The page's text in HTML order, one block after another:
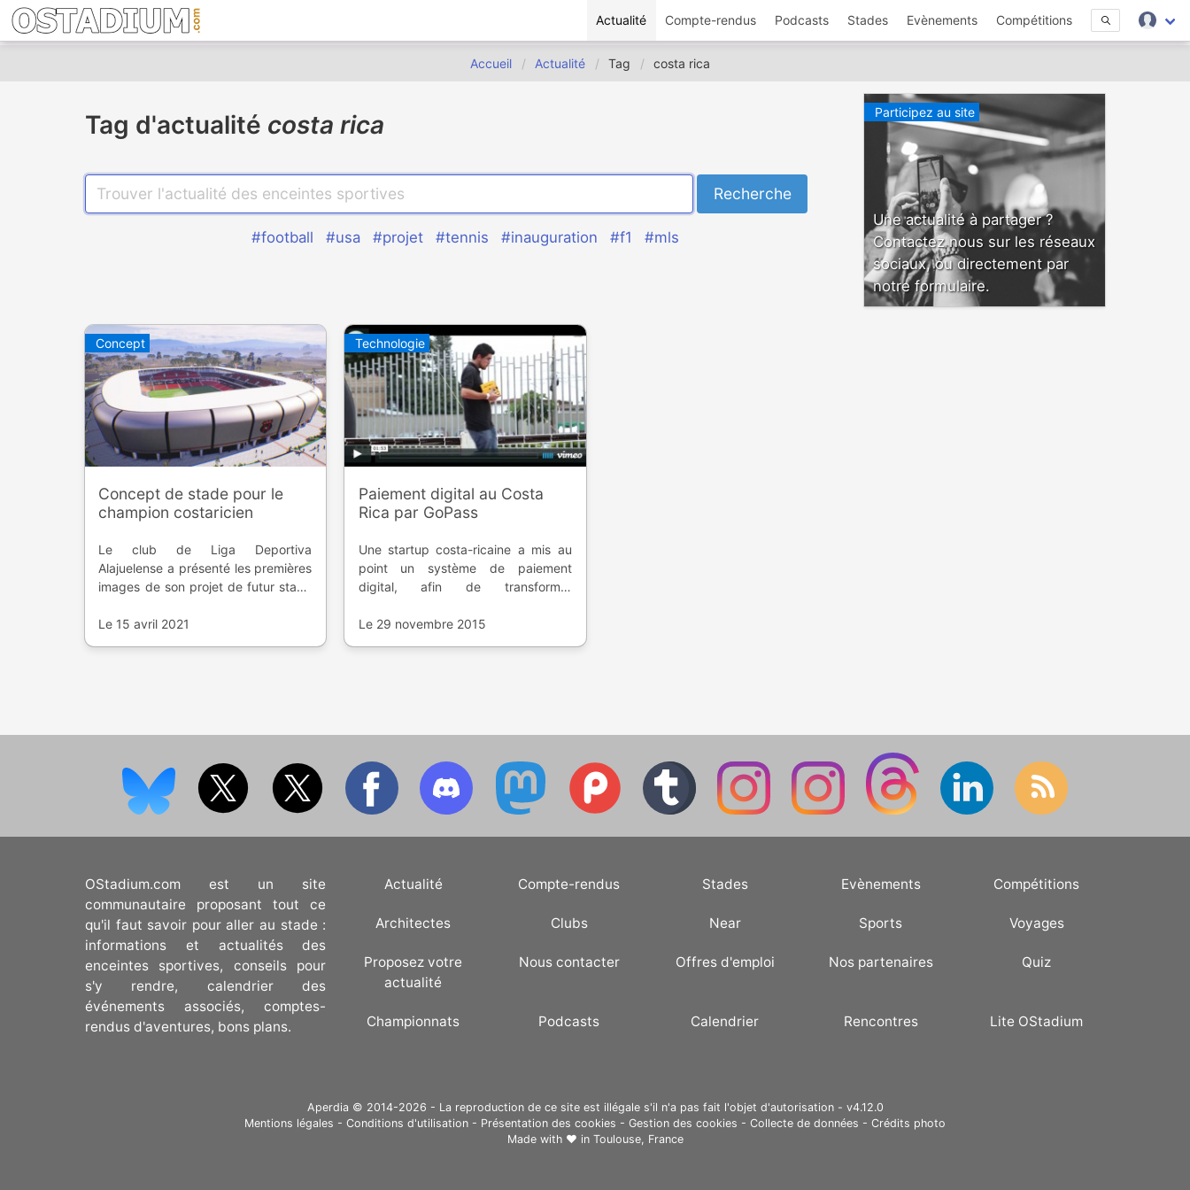
Actualité Compte-rendus Podcasts Stades Evènements Compétitions
Accueil Actualité Tag costa rica
Tag d'actualité costa rica
#football #usa #projet #tennis #inauguration #f1 #mls
Participez au site
Une actualité à partager ?
Contactez nous sur les réseaux
sociaux, ou directement par
notre formulaire.
Concept
Concept de stade pour le
champion costaricien
Le club de Liga Deportiva
Alajuelense a présenté les premières
images de son projet de futur stade
Le 15 avril 2021
Technologie
Paiement digital au Costa
Rica par GoPass
Une startup costa-ricaine a mis au
point un système de paiement
digital, afin de transformer
utilisé lors des qualifications de
Le 29 novembre 2015
OStadium.com est un site
communautaire proposant tout ce
qu'il faut savoir pour aller au stade :
informations et actualités des
enceintes sportives, conseils pour
s'y rendre, calendrier des
événements associés, comptes-
rendus d'aventures, bons plans.
Actualité Compte-rendus Stades Evènements Compétitions
Architectes Clubs Near Sports Voyages
Proposez votre
actualité
Nous contacter Offres d'emploi Nos partenaires Quiz
Championnats Podcasts Calendrier Rencontres Lite OStadium
Aperdia © 2014-2026 - La reproduction de ce site est illégale s'il n'a pas fait l'objet d'autorisation - v4.12.0
Mentions légales - Conditions d'utilisation - Présentation des cookies - Gestion des cookies - Collecte de données - Crédits photo
Made with ❤ in Toulouse, France